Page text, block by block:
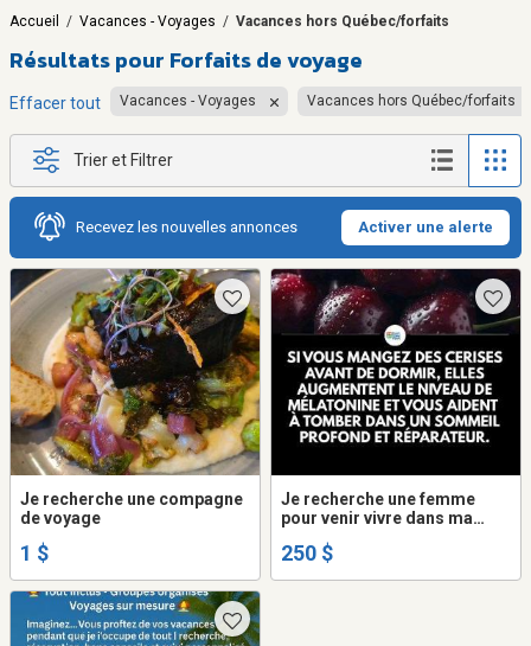
Accueil / Vacances - Voyages / Vacances hors Québec/forfaits
Résultats pour Forfaits de voyage
Effacer tout Vacances - Voyages Vacances hors Québec/forfaits
Trier et Filtrer
Recevez les nouvelles annonces Activer une alerte
Je recherche une compagne
de voyage
1 $
Je recherche une femme
pour venir vivre dans ma
250 $